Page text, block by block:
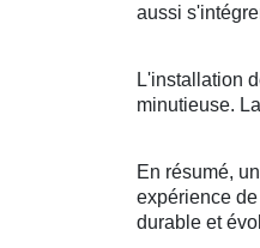
aussi
L'installation
minutieuse.
En résumé,
expérience
durable et